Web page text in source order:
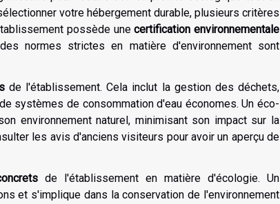
votre hébergement durable, plusieurs critères
possède unecertification environnementale
normes strictes en matière d'environnement sont
de l'établissement. Cela inclut la gestion des déchets,
systèmes de consommation d'eau économes. Un éco-
environnement naturel, minimisant son impact sur la
les avis d'anciens visiteurs pour avoir un aperçu de
de l'établissement en matière d'écologie. Un
et s'implique dans la conservation de l'environnement